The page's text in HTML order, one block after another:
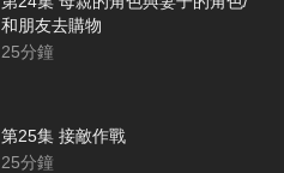
和朋友去購物
25分鐘
第25集 接敵作戰
25分鐘